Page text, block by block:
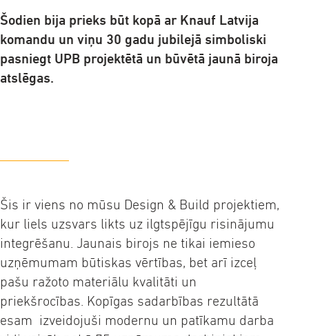
Šodien bija prieks būt kopā ar Knauf Latvija
komandu un viņu 30 gadu jubilejā simboliski
pasniegt UPB projektētā un būvētā jaunā biroja
atslēgas.
Šis ir viens no mūsu Design & Build projektiem,
kur liels uzsvars likts uz ilgtspējīgu risinājumu
integrēšanu. Jaunais birojs ne tikai iemieso
uzņēmumam būtiskas vērtības, bet arī izceļ
pašu ražoto materiālu kvalitāti un
priekšrocības. Kopīgas sadarbības rezultātā
esam izveidojuši modernu un patīkamu darba